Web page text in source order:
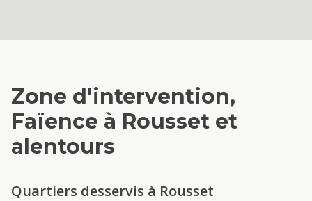
Zone d'intervention,
Faïence à Rousset et
alentours
Quartiers desservis à Rousset